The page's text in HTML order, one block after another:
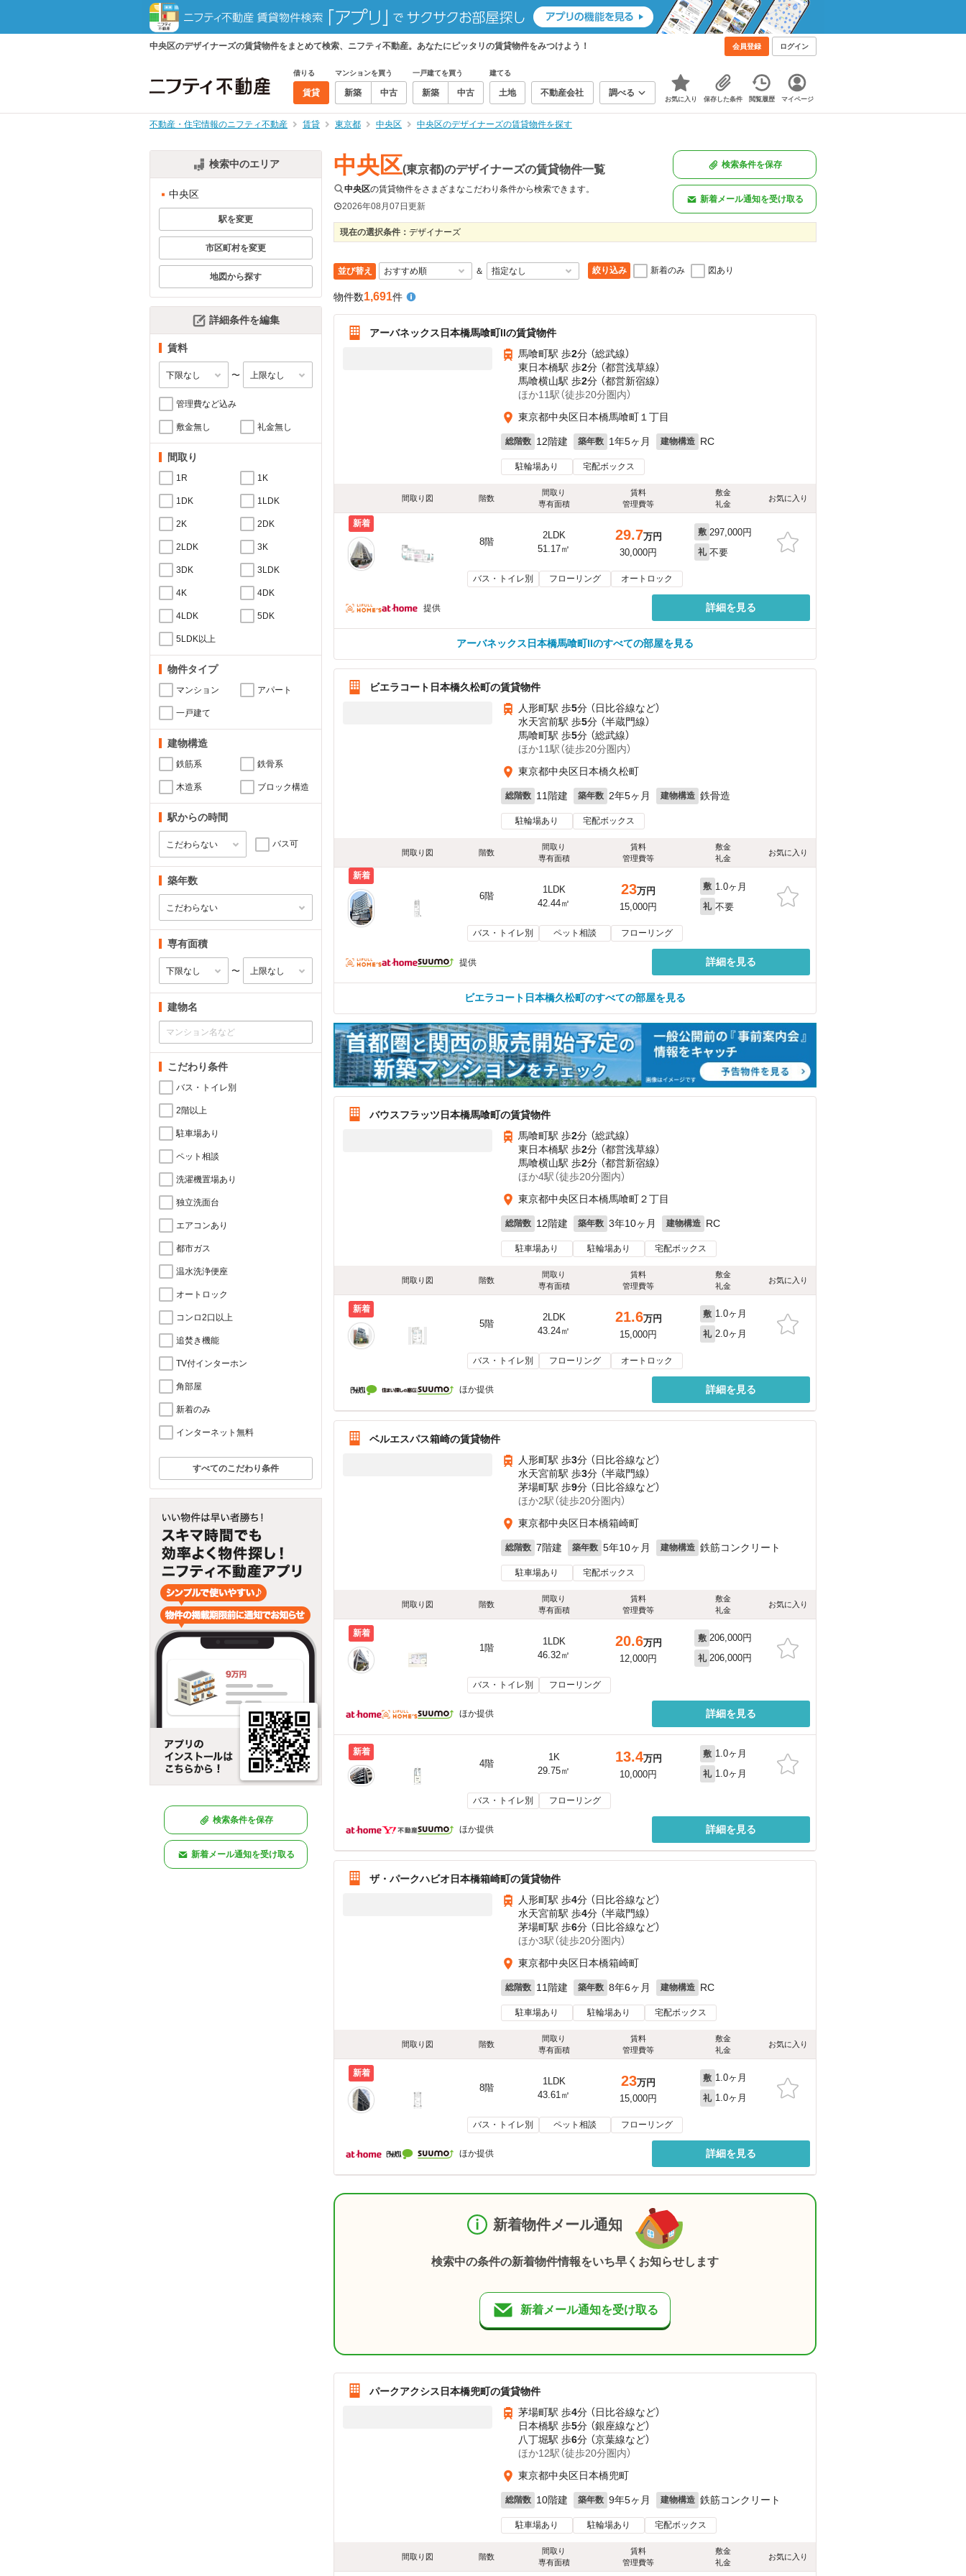
中央区のデザイナーズの賃貸物件をまとめて検索、ニフティ不動産。あなたにピッタリの賃貸物件をみつけよう！ 会員登録 ログイン
借りる
賃貸
マンションを買う
新築 中古
一戸建てを買う
新築 中古
建てる
土地 不動産会社 調べる
お気に入り 保存した条件 閲覧履歴 マイページ
不動産・住宅情報のニフティ不動産 賃貸 東京都 中央区 中央区のデザイナーズの賃貸物件を探す
検索中のエリア
中央区
駅を変更
市区町村を変更
地図から探す
詳細条件を編集
賃料
〜
管理費など込み
敷金無し 礼金無し
間取り
1R 1K
1DK 1LDK
2K 2DK
2LDK 3K
3DK 3LDK
4K 4DK
4LDK 5DK
5LDK以上
物件タイプ
マンション アパート
一戸建て
建物構造
鉄筋系 鉄骨系
木造系 ブロック構造
駅からの時間
バス可
築年数
専有面積
〜
建物名
こだわり条件
バス・トイレ別
2階以上
駐車場あり
ペット相談
洗濯機置場あり
独立洗面台
エアコンあり
都市ガス
温水洗浄便座
オートロック
コンロ2口以上
追焚き機能
TV付インターホン
角部屋
新着のみ
インターネット無料
すべてのこだわり条件
検索条件を保存
新着メール通知を受け取る
中央区(東京都)のデザイナーズの賃貸物件一覧
中央区の賃貸物件をさまざまなこだわり条件から検索できます。
2026年08月07日更新
検索条件を保存
新着メール通知を受け取る
現在の選択条件： デザイナーズ
並び替え ＆ 絞り込み 新着のみ 図あり
物件数1,691件
アーバネックス日本橋馬喰町IIの賃貸物件
馬喰町駅 歩2分 （総武線）
東日本橋駅 歩2分 （都営浅草線）
馬喰横山駅 歩2分 （都営新宿線）
ほか11駅（徒歩20分圏内）
東京都中央区日本橋馬喰町１丁目
総階数 12階建 築年数 1年5ヶ月 建物構造 RC
駐輪場あり 宅配ボックス
間取り図 階数
間取り
専有面積
賃料
管理費等
敷金
礼金
お気に入り
新着
8階
2LDK
51.17㎡
29.7万円
30,000円
敷 297,000円
礼 不要
バス・トイレ別 フローリング オートロック
提供 詳細を見る
アーバネックス日本橋馬喰町IIのすべての部屋を見る
ビエラコート日本橋久松町の賃貸物件
人形町駅 歩5分 （日比谷線など）
水天宮前駅 歩5分 （半蔵門線）
馬喰町駅 歩5分 （総武線）
ほか11駅（徒歩20分圏内）
東京都中央区日本橋久松町
総階数 11階建 築年数 2年5ヶ月 建物構造 鉄骨造
駐輪場あり 宅配ボックス
間取り図 階数
間取り
専有面積
賃料
管理費等
敷金
礼金
お気に入り
新着
6階
1LDK
42.44㎡
23万円
15,000円
敷 1.0ヶ月
礼 不要
バス・トイレ別 ペット相談 フローリング
提供 詳細を見る
ビエラコート日本橋久松町のすべての部屋を見る
バウスフラッツ日本橋馬喰町の賃貸物件
馬喰町駅 歩2分 （総武線）
東日本橋駅 歩2分 （都営浅草線）
馬喰横山駅 歩2分 （都営新宿線）
ほか4駅（徒歩20分圏内）
東京都中央区日本橋馬喰町２丁目
総階数 12階建 築年数 3年10ヶ月 建物構造 RC
駐車場あり 駐輪場あり 宅配ボックス
間取り図 階数
間取り
専有面積
賃料
管理費等
敷金
礼金
お気に入り
新着
5階
2LDK
43.24㎡
21.6万円
15,000円
敷 1.0ヶ月
礼 2.0ヶ月
バス・トイレ別 フローリング オートロック
ほか提供 詳細を見る
ベルエスパス箱崎の賃貸物件
人形町駅 歩3分 （日比谷線など）
水天宮前駅 歩3分 （半蔵門線）
茅場町駅 歩9分 （日比谷線など）
ほか2駅（徒歩20分圏内）
東京都中央区日本橋箱崎町
総階数 7階建 築年数 5年10ヶ月 建物構造 鉄筋コンクリート
駐車場あり 宅配ボックス
間取り図 階数
間取り
専有面積
賃料
管理費等
敷金
礼金
お気に入り
新着
1階
1LDK
46.32㎡
20.6万円
12,000円
敷 206,000円
礼 206,000円
バス・トイレ別 フローリング
ほか提供 詳細を見る
新着
4階
1K
29.75㎡
13.4万円
10,000円
敷 1.0ヶ月
礼 1.0ヶ月
バス・トイレ別 フローリング
ほか提供 詳細を見る
ザ・パークハビオ日本橋箱崎町の賃貸物件
人形町駅 歩4分 （日比谷線など）
水天宮前駅 歩4分 （半蔵門線）
茅場町駅 歩6分 （日比谷線など）
ほか3駅（徒歩20分圏内）
東京都中央区日本橋箱崎町
総階数 11階建 築年数 8年6ヶ月 建物構造 RC
駐車場あり 駐輪場あり 宅配ボックス
間取り図 階数
間取り
専有面積
賃料
管理費等
敷金
礼金
お気に入り
新着
8階
1LDK
43.61㎡
23万円
15,000円
敷 1.0ヶ月
礼 1.0ヶ月
バス・トイレ別 ペット相談 フローリング
ほか提供 詳細を見る
新着物件メール通知
検索中の条件の新着物件情報をいち早くお知らせします
新着メール通知を受け取る
パークアクシス日本橋兜町の賃貸物件
茅場町駅 歩4分 （日比谷線など）
日本橋駅 歩5分 （銀座線など）
八丁堀駅 歩6分 （京葉線など）
ほか12駅（徒歩20分圏内）
東京都中央区日本橋兜町
総階数 10階建 築年数 9年5ヶ月 建物構造 鉄筋コンクリート
駐車場あり 駐輪場あり 宅配ボックス
間取り図 階数
間取り
専有面積
賃料
管理費等
敷金
礼金
お気に入り